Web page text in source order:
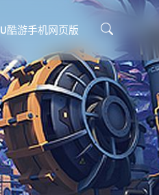
酷游手机网页版